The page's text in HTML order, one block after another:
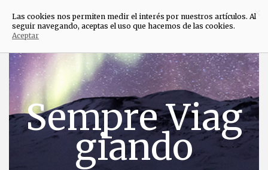
contenido
Sempre Viag
giando
×
Las cookies nos permiten medir el interés por nuestros artículos. Al
seguir navegando, aceptas el uso que hacemos de las cookies.
Aceptar